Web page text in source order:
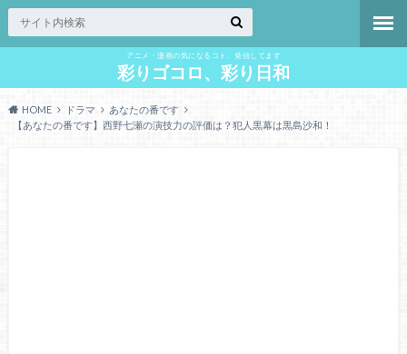
アニメ・漫画の気になるコト、発信してます
彩りゴコロ、彩り日和
HOME ドラマ
あなたの番です
【あなたの番です】西野七瀬の演技力の評価は？犯人黒幕は黒島沙和！